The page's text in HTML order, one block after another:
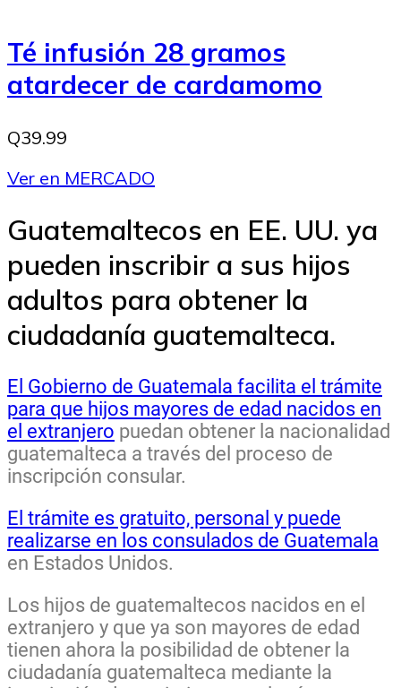
Té infusión 28 gramos
atardecer de cardamomo
Q39.99
Ver en MERCADO
Guatemaltecos en EE. UU. ya
pueden inscribir a sus hijos
adultos para obtener la
ciudadanía guatemalteca.
El Gobierno de Guatemala facilita el trámite
para que hijos mayores de edad nacidos en
el extranjero puedan obtener la nacionalidad
guatemalteca a través del proceso de
inscripción consular.
El trámite es gratuito, personal y puede
realizarse en los consulados de Guatemala
en Estados Unidos.
Los hijos de guatemaltecos nacidos en el
extranjero y que ya son mayores de edad
tienen ahora la posibilidad de obtener la
ciudadanía guatemalteca mediante la